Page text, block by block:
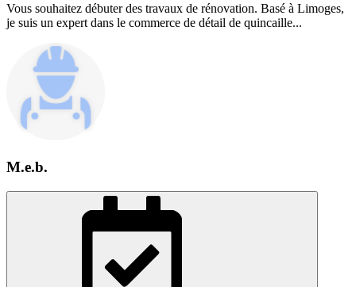
Vous souhaitez débuter des travaux de rénovation. Basé à Limoges,
je suis un expert dans le commerce de détail de quincaille...
M.e.b.